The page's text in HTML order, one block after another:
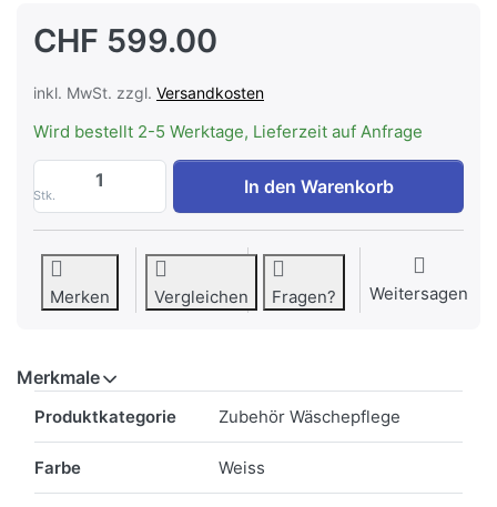
CHF 599.00
inkl. MwSt. zzgl. Versandkosten
Wird bestellt 2-5 Werktage, Lieferzeit auf Anfrage
Stk.
ASKO HDB1153W Ausziehbares
In den Warenkorb
Merken Vergleichen Fragen? Weitersagen
Merkmale
Produktkategorie Zubehör Wäschepflege
Farbe Weiss